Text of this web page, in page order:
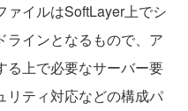
ァイルはSoftLayer上でシ
ラインとなるもので、ア
る上で必要なサーバー要
リティ対応などの構成パ